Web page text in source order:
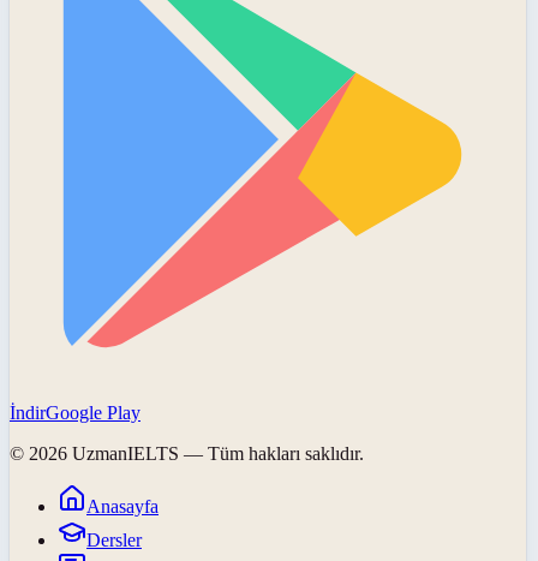
İndirGoogle Play
© 2026 UzmanIELTS — Tüm hakları saklıdır.
Anasayfa
Dersler